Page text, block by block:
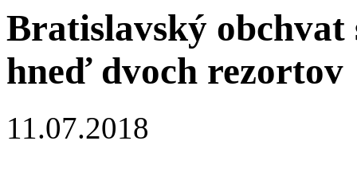
Bratislavský
hneď dvoch rezortov
11.07.2018